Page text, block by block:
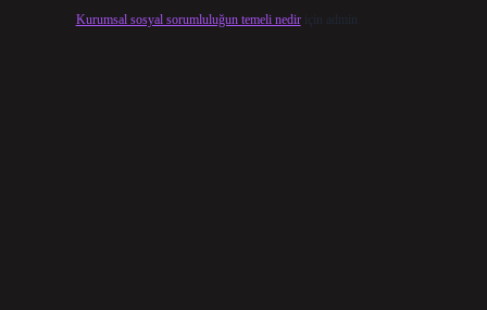
Kurumsal sosyal sorumluluğun temeli nediriçin admin